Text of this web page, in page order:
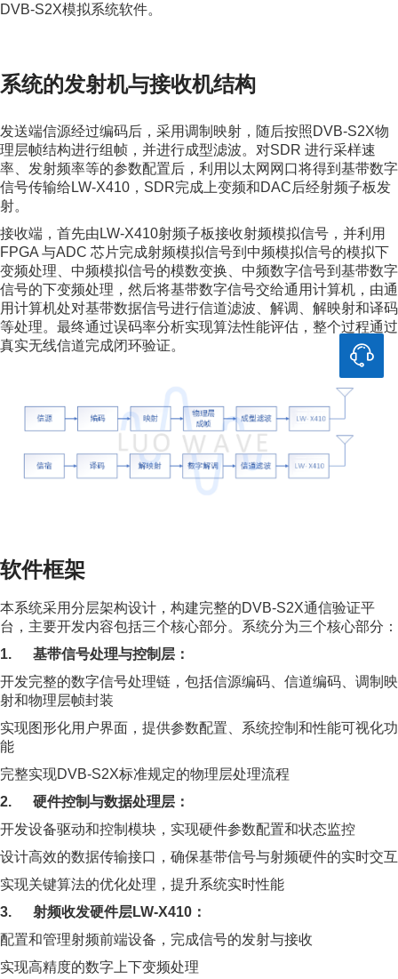
DVB-S2X模拟系统软件。
系统的发射机与接收机结构
发送端信源经过编码后，采用调制映射，随后按照DVB-S2X物
理层帧结构进行组帧，并进行成型滤波。对SDR 进行采样速
率、发射频率等的参数配置后，利用以太网网口将得到基带数字
信号传输给LW-X410，SDR完成上变频和DAC后经射频子板发
射。
接收端，首先由LW-X410射频子板接收射频模拟信号，并利用
FPGA 与ADC 芯片完成射频模拟信号到中频模拟信号的模拟下
变频处理、中频模拟信号的模数变换、中频数字信号到基带数字
信号的下变频处理，然后将基带数字信号交给通用计算机，由通
用计算机处对基带数据信号进行信道滤波、解调、解映射和译码
等处理。最终通过误码率分析实现算法性能评估，整个过程通过
真实无线信道完成闭环验证。
软件框架
本系统采用分层架构设计，构建完整的DVB-S2X通信验证平
台，主要开发内容包括三个核心部分。系统分为三个核心部分：
1. 基带信号处理与控制层：
开发完整的数字信号处理链，包括信源编码、信道编码、调制映
射和物理层帧封装
实现图形化用户界面，提供参数配置、系统控制和性能可视化功
能
完整实现DVB-S2X标准规定的物理层处理流程
2. 硬件控制与数据处理层：
开发设备驱动和控制模块，实现硬件参数配置和状态监控
设计高效的数据传输接口，确保基带信号与射频硬件的实时交互
实现关键算法的优化处理，提升系统实时性能
3. 射频收发硬件层LW-X410：
配置和管理射频前端设备，完成信号的发射与接收
实现高精度的数字上下变频处理